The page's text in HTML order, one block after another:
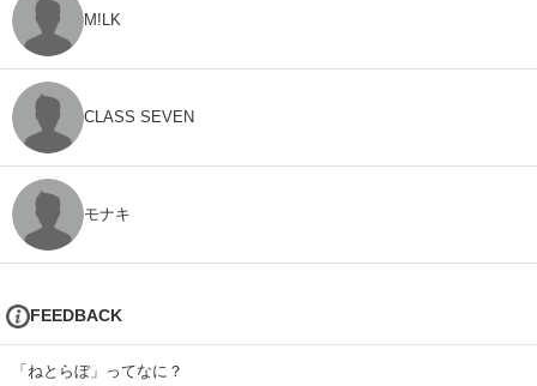
M!LK
CLASS SEVEN
モナキ
FEEDBACK
「ねとらぼ」ってなに？